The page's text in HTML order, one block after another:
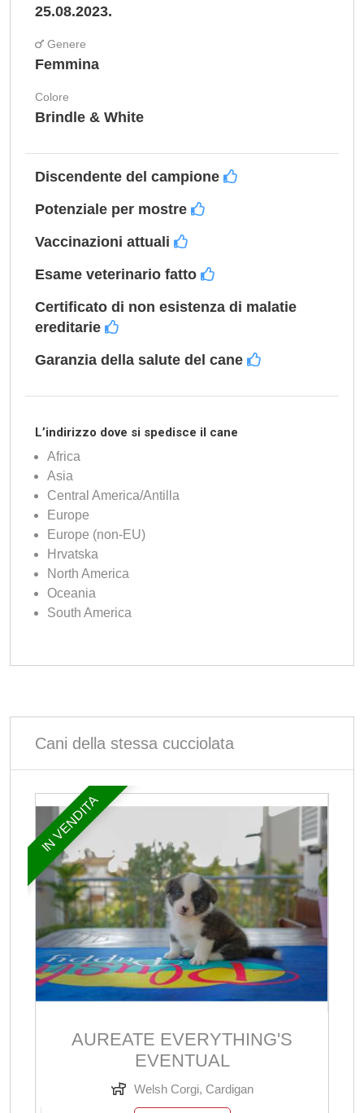
25.08.2023.
Genere
Femmina
Colore
Brindle & White
Discendente del campione
Potenziale per mostre
Vaccinazioni attuali
Esame veterinario fatto
Certificato di non esistenza di malatie
ereditarie
Garanzia della salute del cane
L’indirizzo dove si spedisce il cane
Africa
Asia
Central America/Antilla
Europe
Europe (non-EU)
Hrvatska
North America
Oceania
South America
Cani della stessa cucciolata
IN VENDITA
AUREATE EVERYTHING'S
EVENTUAL
Welsh Corgi, Cardigan